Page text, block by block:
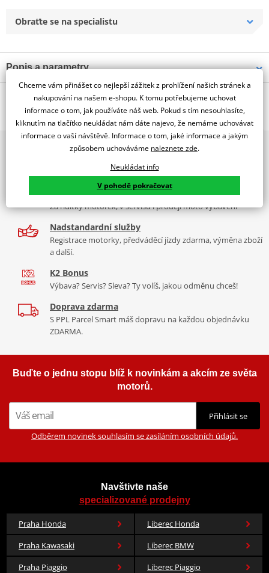
Obraťte se na specialistu
Popis a parametry
Jsme autorizovaný
dealer značky PUIG
WINDSHIELD TRAFFIC SYM HD2 125/200I C/LIGHT SMOKE
Tabulka velikostí
Co když mi to nebude
PDF Mounting tips
O výrobci
PUIG byl založen v roce 1964 ve Španělsku. Vyrábí se ve městě
Granollers poblíž Barcelony na ploše 8 000 m² v objektu, který se
dělí na 3 části: komerční, odlitkovou a kovových součástek. Již 40
let se účastní nejslavnějších závodů motocyklů po celém světě. V
naší nabídce naleznete doplňky a příslušenství například: plexi,
padací protektory a mnoho dalšího.
Zobrazit všechny produktyznačky PUIG
2x multibrand showroom
díly, to vše v Praze a Liberci
Více než 30 let zkušeností
Za řídítky motorek, v servisu i prodeji moto vybavení
Nadstandardní služby
Registrace motorky, předváděcí jízdy zdarma, výměna zboží
a další.
K2 Bonus
Výbava? Servis? Sleva? Ty volíš, jakou odměnu chceš!
Doprava zdarma
S PPL Parcel Smart máš dopravu na každou objednávku
ZDARMA.
Buďte o jednu stopu blíž k novinkám a akcím ze světa
motorů.
Přihlásit se
Odběrem novinek souhlasím se zasíláním osobních údajů.
Navštivte naše
specializované prodejny
Praha Honda
Liberec Honda
Praha Kawasaki
Liberec BMW
Praha Piaggio
Liberec Piaggio
Chceme vám přinášet co nejlepší zážitek z prohlížení našich stránek a
nakupování na našem e-shopu. K tomu potřebujeme uchovat
informace o tom, jak používáte náš web. Pokud s tím nesouhlasíte,
kliknutím na tlačítko neukládat nám dáte najevo, že nemáme uchovávat
informace o vaší návštěvě. Informace o tom, jaké informace a jakým
způsobem uchováváme naleznete zde.
Neukládat info
V pohodě pokračovat